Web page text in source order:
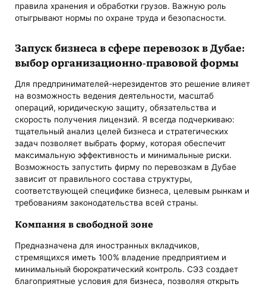
правила хранения и обработки грузов. Важную роль
отыгрывают нормы по охране труда и безопасности.
Запуск бизнеса в сфере перевозок в Дубае:
выбор организационно-правовой формы
Для предпринимателей-нерезидентов это решение влияет
на возможность ведения деятельности, масштаб
операций, юридическую защиту, обязательства и
скорость получения лицензий. Я всегда подчеркиваю:
тщательный анализ целей бизнеса и стратегических
задач позволяет выбрать форму, которая обеспечит
максимальную эффективность и минимальные риски.
Возможность запустить фирму по перевозкам в Дубае
зависит от правильного состава структуры,
соответствующей специфике бизнеса, целевым рынкам и
требованиям законодательства всей страны.
Компания в свободной зоне
Предназначена для иностранных вкладчиков,
стремящихся иметь 100% владение предприятием и
минимальный бюрократический контроль. СЭЗ создает
благоприятные условия для бизнеса, позволяя открыть